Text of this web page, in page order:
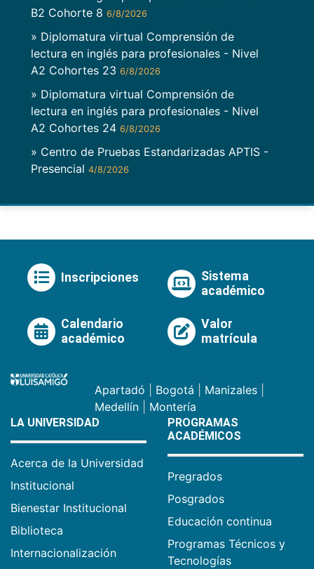
B2 Cohorte 8 6/8/2026
» Diplomatura virtual Comprensión de
lectura en inglés para profesionales - Nivel
A2 Cohortes 23 6/8/2026
» Diplomatura virtual Comprensión de
lectura en inglés para profesionales - Nivel
A2 Cohortes 24 6/8/2026
» Centro de Pruebas Estandarizadas APTIS -
Presencial 4/8/2026
Inscripciones
Sistema
académico
Calendario
académico
Valor
matrícula
Apartadó Bogotá Manizales
Medellín
Montería
LA UNIVERSIDAD
Acerca de la Universidad
Institucional
Bienestar Institucional
Biblioteca
Internacionalización
PROGRAMAS
ACADÉMICOS
Pregrados
Posgrados
Educación continua
Programas Técnicos y
Tecnologías